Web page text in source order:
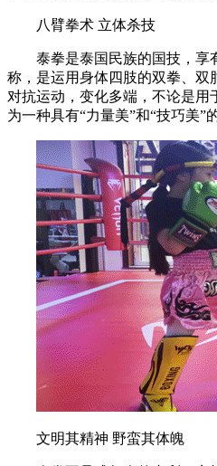
八臂拳术 立体杀技
泰拳是泰国民族的国技，享
称，是运用身体四肢的双拳、双
对抗运动，变化多端，不论是用
为一种具有“力量美”和“技巧美”
文明其精神 野蛮其体魄